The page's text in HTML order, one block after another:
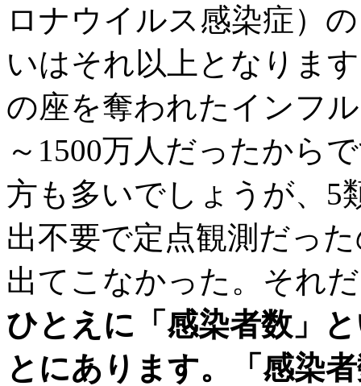
ロナウイルス感染症）
いはそれ以上となりま
の座を奪われたインフ
～1500万人だったから
方も多いでしょうが、5
出不要で定点観測だっ
出てこなかった。それ
ひとえに「感染者数」
とにあります。
「感染